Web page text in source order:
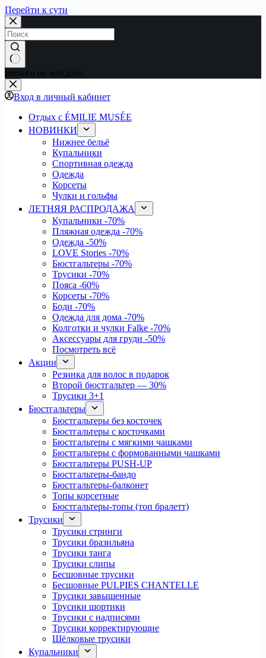
Перейти к сути
Ничего не найдено
Вход в личный кабинет
Отдых с ÉMILIE MUSÉE
НОВИНКИ
Нижнее бельё
Купальники
Спортивная одежда
Одежда
Корсеты
Чулки и гольфы
ЛЕТНЯЯ РАСПРОДАЖА
Купальники -70%
Пляжная одежда -70%
Одежда -50%
LOVE Stories -70%
Бюстгальтеры -70%
Трусики -70%
Пояса -60%
Корсеты -70%
Боди -70%
Одежда для дома -70%
Колготки и чулки Falke -70%
Аксессуары для груди -50%
Посмотреть всё
Акции
Резинка для волос в подарок
Второй бюстгальтер — 30%
Трусики 3+1
Бюстгальтеры
Бюстгальтеры без косточек
Бюстгальтеры с косточками
Бюстгальтеры с мягкими чашками
Бюстгальтеры с формованными чашками
Бюстгальтеры PUSH-UP
Бюстгальтеры-бандо
Бюстгальтеры-балконет
Топы корсетные
Бюстгальтеры-топы (топ бралетт)
Трусики
Трусики стринги
Трусики бразильяна
Трусики танга
Трусики слипы
Бесшовные трусики
Бесшовные PULPIES CHANTELLE
Трусики завышенные
Трусики шортики
Трусики с надписями
Трусики корректирующие
Шёлковые трусики
Купальники